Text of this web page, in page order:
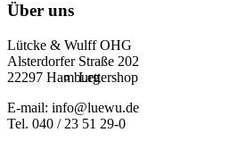
Lettershop
Über uns
Lütcke & Wulff OHG
Alsterdorfer Straße 202
22297 Hamburg
E-mail: info@luewu.de
Tel. 040 / 23 51 29-0